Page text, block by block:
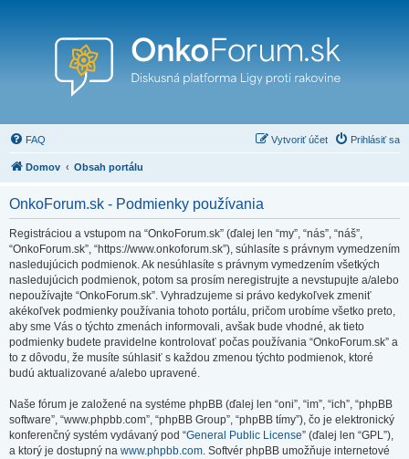
FAQ Prihlásiť sa
Vytvoriť účet
Domov Obsah portálu
OnkoForum.sk - Podmienky používania
Registráciou a vstupom na “OnkoForum.sk” (ďalej len “my”, “nás”, “náš”,
“OnkoForum.sk”, “https://www.onkoforum.sk”), súhlasíte s právnym vymedzením
nasledujúcich podmienok. Ak nesúhlasíte s právnym vymedzením všetkých
nasledujúcich podmienok, potom sa prosím neregistrujte a nevstupujte a/alebo
nepoužívajte “OnkoForum.sk”. Vyhradzujeme si právo kedykoľvek zmeniť
akékoľvek podmienky používania tohoto portálu, pričom urobíme všetko preto,
aby sme Vás o týchto zmenách informovali, avšak bude vhodné, ak tieto
podmienky budete pravidelne kontrolovať počas používania “OnkoForum.sk” a
to z dôvodu, že musíte súhlasiť s každou zmenou týchto podmienok, ktoré
budú aktualizované a/alebo upravené.
Naše fórum je založené na systéme phpBB (ďalej len “oni”, “im”, “ich”, “phpBB
software”, “www.phpbb.com”, “phpBB Group”, “phpBB tímy”), čo je elektronický
konferenčný systém vydávaný pod “General Public License” (ďalej len “GPL”),
a ktorý je dostupný na www.phpbb.com. Softvér phpBB umožňuje internetové